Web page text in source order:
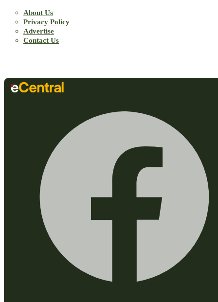
About Us
Privacy Policy
Advertise
Contact Us